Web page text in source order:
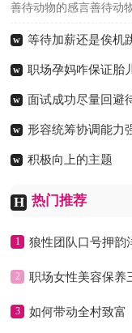
善待动物的感言善待动
w 等待加薪还是俟机
w 职场孕妈咋保证胎
w 面试成功尽量回避
w 形容统筹协调能力
w 积极向上的主题
H 热门推荐
1 狼性团队口号押韵
2 职场女性美容保养
3 如何带动全村致富